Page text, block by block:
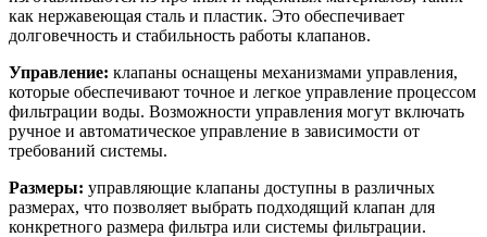
как нержавеющая сталь и пластик. Это обеспечивает
долговечность и стабильность работы клапанов.
Управление: клапаны оснащены механизмами управления,
которые обеспечивают точное и легкое управление процессом
фильтрации воды. Возможности управления могут включать
ручное и автоматическое управление в зависимости от
требований системы.
Размеры: управляющие клапаны доступны в различных
размерах, что позволяет выбрать подходящий клапан для
конкретного размера фильтра или системы фильтрации.